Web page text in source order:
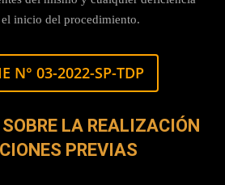
inicio del procedimiento.
N° 03-2022-SP-TDP
LA REALIZACIÓN
PREVIAS